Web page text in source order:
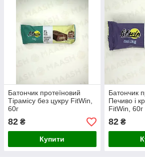
Батончик протеїновий
Тірамісу без цукру FitWin,
60г
82 ₴
Купити
Батончик
Печиво і
FitWin, 60г
82₴